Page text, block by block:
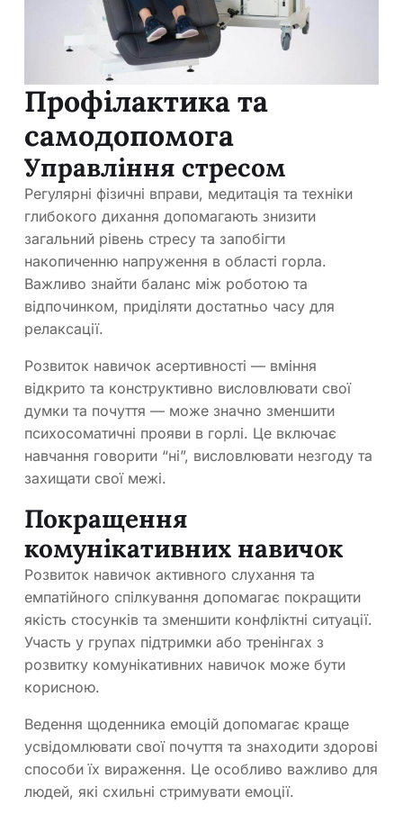
Профілактика та
самодопомога
Управління стресом
Регулярні фізичні вправи, медитація та техніки
глибокого дихання допомагають знизити
загальний рівень стресу та запобігти
накопиченню напруження в області горла.
Важливо знайти баланс між роботою та
відпочинком, приділяти достатньо часу для
релаксації.
Розвиток навичок асертивності — вміння
відкрито та конструктивно висловлювати свої
думки та почуття — може значно зменшити
психосоматичні прояви в горлі. Це включає
навчання говорити “ні”, висловлювати незгоду та
захищати свої межі.
Покращення
комунікативних навичок
Розвиток навичок активного слухання та
емпатійного спілкування допомагає покращити
якість стосунків та зменшити конфліктні ситуації.
Участь у групах підтримки або тренінгах з
розвитку комунікативних навичок може бути
корисною.
Ведення щоденника емоцій допомагає краще
усвідомлювати свої почуття та знаходити здорові
способи їх вираження. Це особливо важливо для
людей, які схильні стримувати емоції.